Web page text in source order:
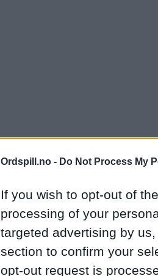
Ordspill.no - Do Not Process My
If you wish to opt-out of
processing of your
targeted advertising by
section to confirm your
opt-out request is